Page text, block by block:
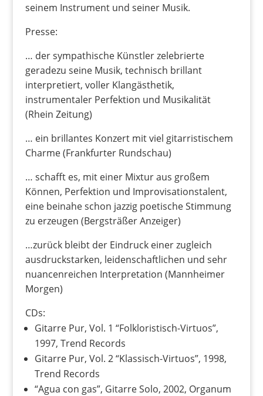
seinem Instrument und seiner Musik.
Presse:
… der sympathische Künstler zelebrierte
geradezu seine Musik, technisch brillant
interpretiert, voller Klangästhetik,
instrumentaler Perfektion und Musikalität
(Rhein Zeitung)
… ein brillantes Konzert mit viel gitarristischem
Charme (Frankfurter Rundschau)
… schafft es, mit einer Mixtur aus großem
Können, Perfektion und Improvisationstalent,
eine beinahe schon jazzig poetische Stimmung
zu erzeugen (Bergsträßer Anzeiger)
…zurück bleibt der Eindruck einer zugleich
ausdruckstarken, leidenschaftlichen und sehr
nuancenreichen Interpretation (Mannheimer
Morgen)
CDs:
Gitarre Pur, Vol. 1 “Folkloristisch-Virtuos”,
1997, Trend Records
Gitarre Pur, Vol. 2 “Klassisch-Virtuos”, 1998,
Trend Records
“Agua con gas”, Gitarre Solo, 2002, Organum